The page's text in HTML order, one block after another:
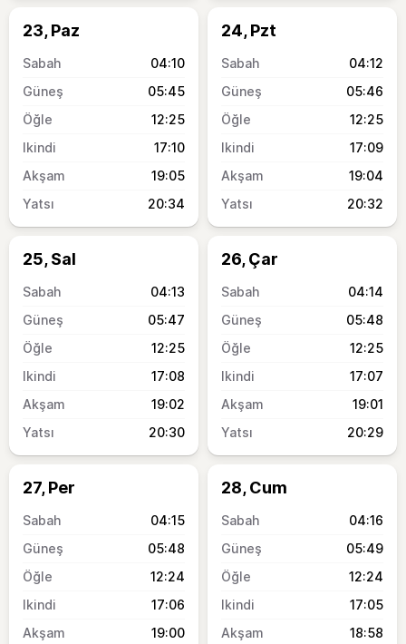
23, Paz
04:10
05:45
12:25
17:10
19:05
20:34
24, Pzt
04:12
05:46
12:25
17:09
19:04
20:32
25, Sal
04:13
05:47
12:25
17:08
19:02
20:30
26, Çar
04:14
05:48
12:25
17:07
19:01
20:29
27, Per
04:15
05:48
12:24
17:06
19:00
28, Cum
04:16
05:49
12:24
17:05
18:58